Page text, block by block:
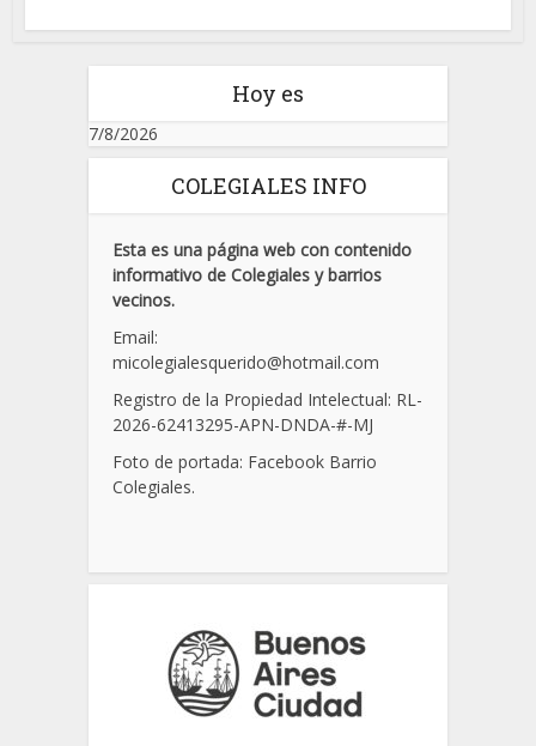
Hoy es
7/8/2026
COLEGIALES INFO
Esta es una página web con contenido
informativo de Colegiales y barrios
vecinos.
Email:
micolegialesquerido@hotmail.com
Registro de la Propiedad Intelectual: RL-
2026-62413295-APN-DNDA-#-MJ
Foto de portada: Facebook Barrio
Colegiales.